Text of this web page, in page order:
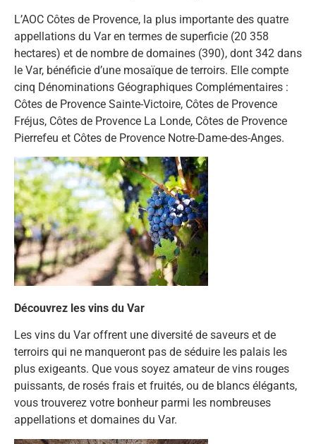
L’AOC Côtes de Provence, la plus importante des quatre
appellations du Var en termes de superficie (20 358
hectares) et de nombre de domaines (390), dont 342 dans
le Var, bénéficie d’une mosaïque de terroirs. Elle compte
cinq Dénominations Géographiques Complémentaires :
Côtes de Provence Sainte-Victoire, Côtes de Provence
Fréjus, Côtes de Provence La Londe, Côtes de Provence
Pierrefeu et Côtes de Provence Notre-Dame-des-Anges.
Découvrez les vins du Var
Les vins du Var offrent une diversité de saveurs et de
terroirs qui ne manqueront pas de séduire les palais les
plus exigeants. Que vous soyez amateur de vins rouges
puissants, de rosés frais et fruités, ou de blancs élégants,
vous trouverez votre bonheur parmi les nombreuses
appellations et domaines du Var.